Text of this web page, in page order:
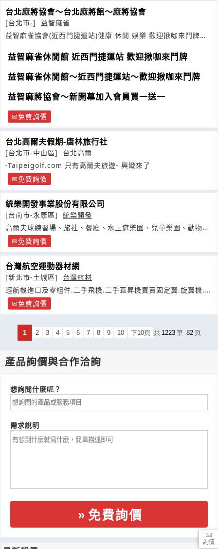
台北麻將協會～台北麻將館～麻將協會
[台北市-]
益智麻雀
益智麻雀協會(近西門捷運站)健康 休閒 娛樂 歡迎揪咖來鬥牌
益智麻雀休閒館 近西門捷運站 歡迎揪咖來鬥牌
益智麻雀休閒館～近西門捷運站～歡迎揪咖來鬥牌
益智麻將協會～新開幕加入會員買一送一
免費詢價
台北高爾夫假期-唐林旅行社
[台北市-中山區]
台北高爾
-Taipeigolf.com 只有高爾夫旅遊- 興緻來了
免費詢價
統樂開發事業股份有限公司
[台南市-永康區]
統樂開發
高爾夫球練習場、旅社、餐廳、水上遊樂園、兒童樂園、動物
園、划船
免費詢價
台灣航空運動器材網
[新北市-土城區]
台灣航材
輕航機進口及零組件.二手飛機.二手直昇機買賣固定翼.旋翼機.直
昇機免費詢價
1 2 3 4 5 6 7 8 9 10 下10頁 共 1223 筆 82 頁
產品詢價與合作洽詢
想詢問什麼呢？
需求說明
免費詢價
詢價